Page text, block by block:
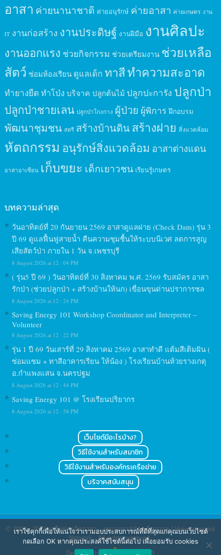
อาสา ค่ายนานาชาติ ค่ายอนุรักษ์ ค่ายอาสา ค่ายเกษตร งาน
IT งานก่อสร้าง งานประดิษฐ์ งานฝีมือ งานศิลปะ
งานออกแรง ช่วยกิจกรรม ช่วยเตรียมงาน ช่วยเหลือ
สัตว์ ซ่อมห้องเรียน ดูแลเด็ก ทาสีทำความสะอาด
ทำยางยืด ทำโป่ง บริจาค ปลูกต้นไม้ ปลูกปะการัง ปลูกป่า
ปลูกป่าชายเลน ปลูกป่าโกงกาง ผู้ป่วย ผู้พิการ ฝึกอบรม
พัฒนาชุมชน สตรี สร้างบ้านดินสร้างฝาย สิ่งแวดล้อม
หัตถกรรม อนุรักษ์สิ่งแวดล้อม อาสาต่างแดน
อาสาอาเซียน เก็บขยะ เด็กเยาวชน เรียนรู้เกษตร
บทความล่าสุด
วันอาทิตย์ที่ 20 กันยายน 2569 อาสาดูแลฝาย (Check Dam) รุ่น 3
ปี 69 ดูแลฟื้นฟูสายน้ำ คืนความชุมชื้นให้ระบบนิเวศ ลดการสูญ
เสียสัตว์ป่า ภายใน 1 วัน จ.เพชรบุรี
8 August 2026 at 12 : 04 PM
( รุ่น5 ปี 69 ) วันอาทิตย์ที่ 30 สิงหาคม พ.ศ. 2569 รับสมัคร อาสา
รักป่า (ช่วยปลูกป่า + สร้างบ้านให้นก) เขื่อนขุนด่านปราการชล
8 August 2026 at 12 : 24 PM
Saving Energy 101 Workshop Coordinator and Interpreter –
Volunteer
8 August 2026 at 12 : 22 PM
รุ่น 1 ปี 69 วันเสาร์ที่ 29 สิงหาคม 2569 อาสาทำดี แต้มสีเติมฝัน (
ซ่อมแซม + ทาสีอาคารเรียน ให้น้อง ) โรงเรียนบ้านห้วยรางเกตุ
อ.กำแพงแสน จ.นครปฐม
8 August 2026 at 12 : 44 PM
Saving Energy 101 @ โรงเรียนปริยากร
8 August 2026 at 12 : 58 PM
เว็บไซต์มีอะไรบ้าง?
วิธีใช้งานสำหรับสมาชิก
วิธีใช้งานสำหรับองค์กรเครือข่าย
บริจาคสนับสนุน
© 2004 - 2024เครือข่ายจิตอาสา : งานอาสาสมัคร จิตอาสา | Volunteerspirit
Network. All rights reserved.
เราใช้คุกกี้เพื่อให้แน่ใจว่าเรามอบประสบการณ์ที่ดีที่สุดแก่คุณบนเว็บไซต์
กดเลือก OK หากคุณประสงค์ใช้ไซต์นี้ต่อไป เพื่อยอมรับ cookies